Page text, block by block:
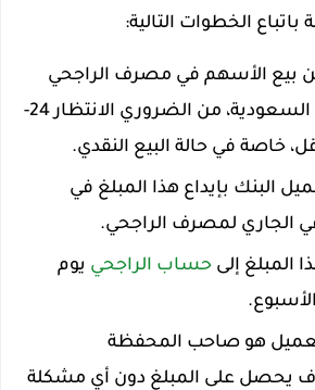
الخطوات التالية:
من بيع الأسهم في مصرف الراجحي
بالمملكة العربية السعودية، من الضروري الانتظار 24-
البنك بإيداع هذا المبلغ في
الجاري لمصرف الراجحي.
المبلغ إلى حساب الراجحي يوم
الأسبوع.
هو صاحب المحفظة
يحصل على المبلغ دون أي مشكلة